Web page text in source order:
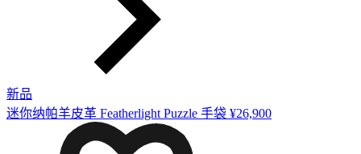
新品
迷你纳帕羊皮革 Featherlight Puzzle 手袋 ¥26,900